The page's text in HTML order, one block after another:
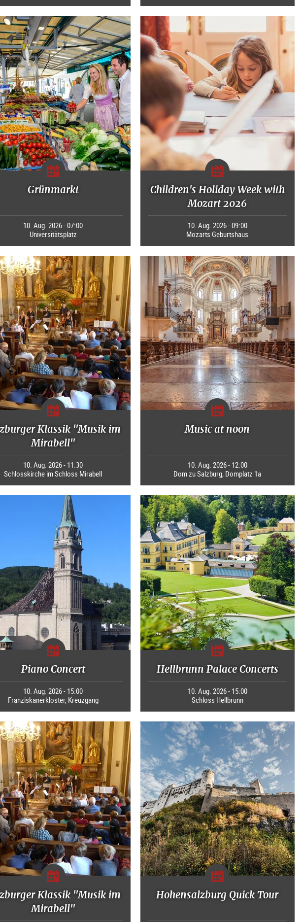
Grünmarkt
10. Aug. 2026 - 07:00
Universitätsplatz
Children's Holiday Week with
Mozart 2026
10. Aug. 2026 - 09:00
Mozarts Geburtshaus
Klassik "Musik im
Mirabell"
10. Aug. 2026 - 11:30
Schlosskirche im Schloss Mirabell
Music at noon
10. Aug. 2026 - 12:00
Dom zu Salzburg, Domplatz 1a
Piano Concert
10. Aug. 2026 - 15:00
Franziskanerkloster, Kreuzgang
Hellbrunn Palace Concerts
10. Aug. 2026 - 15:00
Schloss Hellbrunn
Klassik "Musik im
Mirabell"
Hohensalzburg Quick Tour